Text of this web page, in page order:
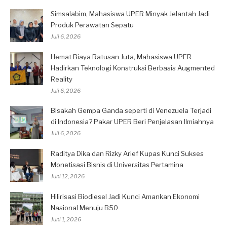
Simsalabim, Mahasiswa UPER Minyak Jelantah Jadi
Produk Perawatan Sepatu
Juli 6, 2026
Hemat Biaya Ratusan Juta, Mahasiswa UPER
Hadirkan Teknologi Konstruksi Berbasis Augmented
Reality
Juli 6, 2026
Bisakah Gempa Ganda seperti di Venezuela Terjadi
di Indonesia? Pakar UPER Beri Penjelasan Ilmiahnya
Juli 6, 2026
Raditya Dika dan Rizky Arief Kupas Kunci Sukses
Monetisasi Bisnis di Universitas Pertamina
Juni 12, 2026
Hilirisasi Biodiesel Jadi Kunci Amankan Ekonomi
Nasional Menuju B50
Juni 1, 2026